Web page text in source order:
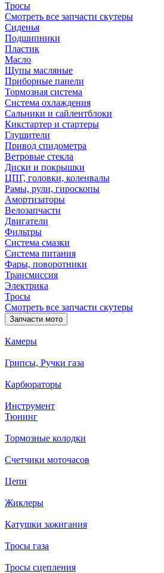
Тросы
Смотреть все запчасти скутеры
Сиденья
Подшипники
Пластик
Масло
Щупы масляные
Приборные панели
Тормозная система
Система охлаждения
Сальники и сайлентблоки
Кикстартер и стартеры
Глушители
Привод спидометра
Ветровые стекла
Диски и покрышки
ЦПГ, головки, коленвалы
Рамы, рули, гироскопы
Амортизаторы
Велозапчасти
Двигатели
Фильтры
Система смазки
Система питания
Фары, поворотники
Трансмиссия
Электрика
Тросы
Смотреть все запчасти скутеры
Запчасти мото
Камеры
Грипсы, Ручки газа
Карбюраторы
Инструмент
Тюнинг
Тормозные колодки
Счетчики моточасов
Цепи
Жиклеры
Катушки зажигания
Тросы газа
Тросы сцепления